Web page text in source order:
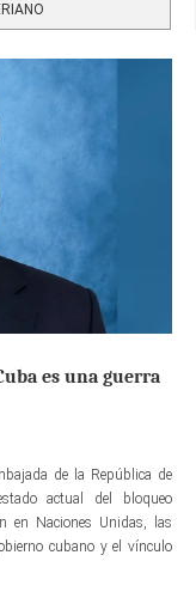
es una guerra
de la República de
actual del bloqueo
en Naciones Unidas, las
cubano y el vínculo